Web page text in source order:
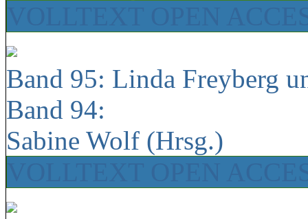
Band 95: Linda Freyberg
Band 94:
Sabine Wolf (Hrsg.)